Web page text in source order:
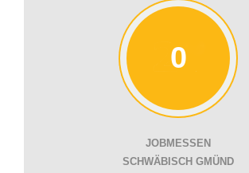
0
JOBMESSEN
SCHWÄBISCH GMÜND